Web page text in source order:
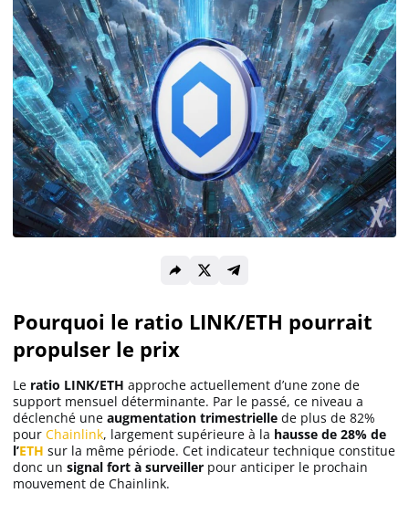
Acheter Cryptomonnaies
Prédictions
Cryptomonnaies
Bitcoin (BTC)
Ethereum (ETH)
Ripple (XRP)
Dogecoin (DOGE)
Binance Coin (BNB)
Pourquoi le ratio LINK/ETH pourrait
propulser le prix
Le ratio LINK/ETH approche actuellement d’une zone de
support mensuel déterminante. Par le passé, ce niveau a
déclenché une augmentation trimestrielle de plus de 82%
pour Chainlink, largement supérieure à la hausse de 28% de
l’ETH sur la même période. Cet indicateur technique constitue
donc un signal fort à surveiller pour anticiper le prochain
mouvement de Chainlink.